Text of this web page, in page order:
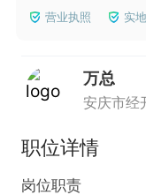
营业执照 实
万总
安庆市经
职位详情
岗位职责